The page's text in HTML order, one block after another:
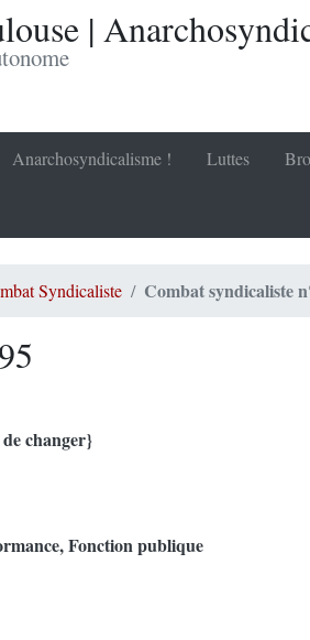
|
Anarchosyndicalisme ! Luttes
Syndicaliste Combat syndicaliste
changer}
Fonction publique